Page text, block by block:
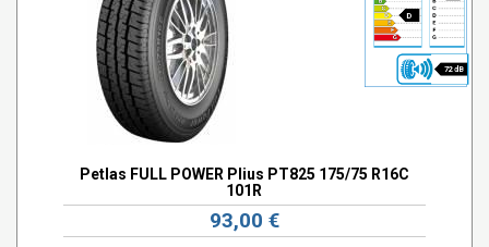
D
72 dB
Petlas FULL POWER Plius PT825 175/75 R16C
101R
93,00 €